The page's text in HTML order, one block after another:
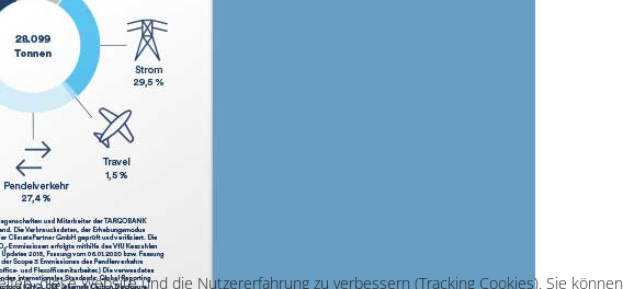
diese Website und die Nutzererfahrung zu verbessern (Tracking Cookies). Sie können